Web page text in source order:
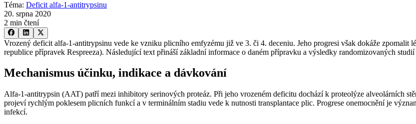
Téma: Deficit alfa-1-antitrypsinu
20. srpna 2020
2 min čtení
Vrozený deficit alfa-1-antitrypsinu vede ke vzniku plicního emfyzému již ve 3. či 4. deceniu. Jeho progresi však dokáže zpomalit
republice přípravek Respreeza). Následující text přináší základní informace o daném přípravku a výsledky randomizovaných
Mechanismus účinku, indikace a dávkování
Alfa-1-antitrypsin (AAT) patří mezi inhibitory serinových proteáz. Při jeho vrozeném deficitu dochází k proteolýze alveolárních
projeví rychlým poklesem plicních funkcí a v terminálním stadiu vede k nutnosti transplantace plic. Progrese onemocnění je
infekcí.